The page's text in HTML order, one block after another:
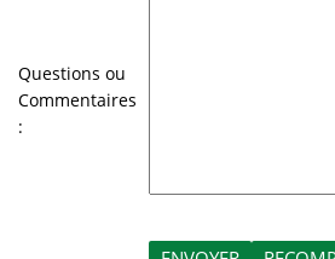
Questions ou
Commentaires
: